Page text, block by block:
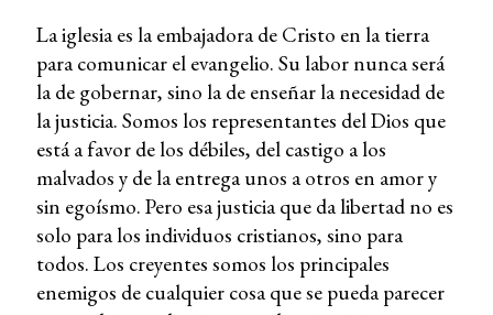
La iglesia es la embajadora de Cristo en la tierra
para comunicar el evangelio. Su labor nunca será
la de gobernar, sino la de enseñar la necesidad de
la justicia. Somos los representantes del Dios que
está a favor de los débiles, del castigo a los
malvados y de la entrega unos a otros en amor y
sin egoísmo. Pero esa justicia que da libertad no es
solo para los individuos cristianos, sino para
todos. Los creyentes somos los principales
enemigos de cualquier cosa que se pueda parecer